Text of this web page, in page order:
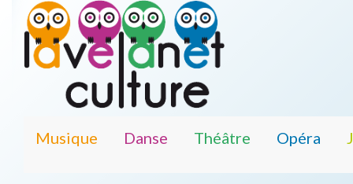
Musique Danse Théâtre Opéra